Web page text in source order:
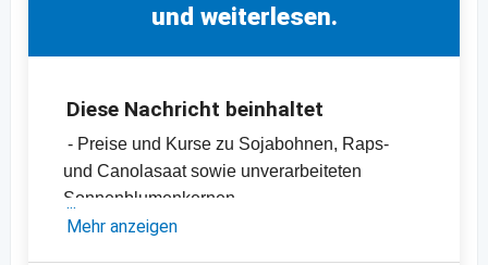
und weiterlesen.
Diese Nachricht beinhaltet
- Preise und Kurse zu Sojabohnen, Raps-
und Canolasaat sowie unverarbeiteten
Sonnenblumenkernen
- Sojaschrot-, Canola- und Rapsschrot- sowie
Mehr anzeigen